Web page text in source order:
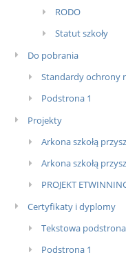
RODO
Statut szkoły
Do pobrania
Standardy ochrony
Podstrona 1
Projekty
Arkona szkołą
Arkona szkołą
PROJEKT
Certyfikaty i dyplomy
Tekstowa podstrona
Podstrona 1